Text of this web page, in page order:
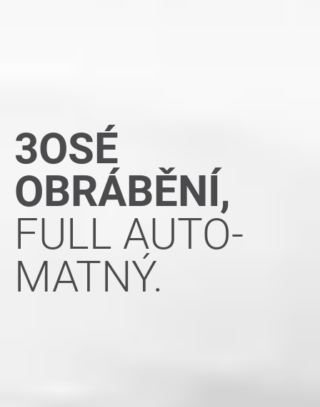
3OSÉ
OBRÁBĚNÍ,
FULL AUTO-
MATNÝ.